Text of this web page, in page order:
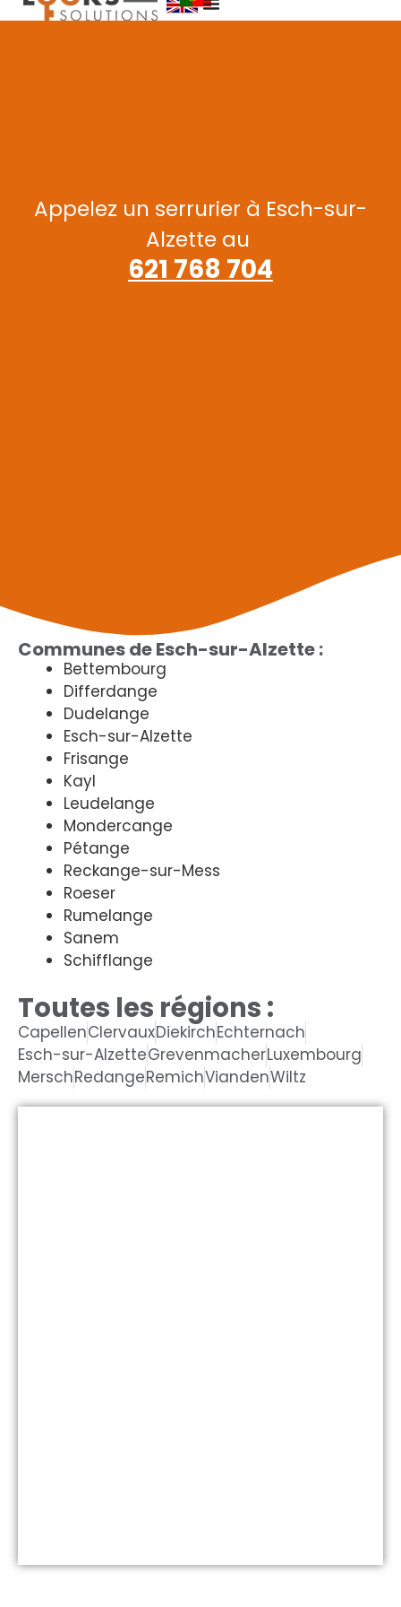
Appelez un serrurier à Esch-sur-
Alzette au
621 768 704
Communes de Esch-sur-Alzette :
Bettembourg
Differdange
Dudelange
Esch-sur-Alzette
Frisange
Kayl
Leudelange
Mondercange
Pétange
Reckange-sur-Mess
Roeser
Rumelange
Sanem
Schifflange
Toutes les régions :
CapellenClervauxDiekirchEchternach
Esch-sur-AlzetteGrevenmacherLuxembourg
MerschRedangeRemichViandenWiltz